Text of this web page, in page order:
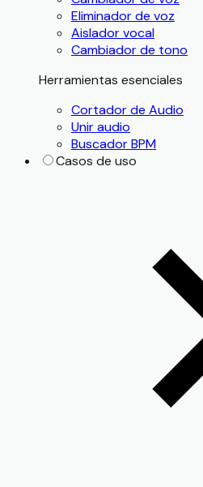
Eliminador de voz
Aislador vocal
Cambiador de tono
Herramientas esenciales
Cortador de Audio
Unir audio
Buscador BPM
Casos de uso